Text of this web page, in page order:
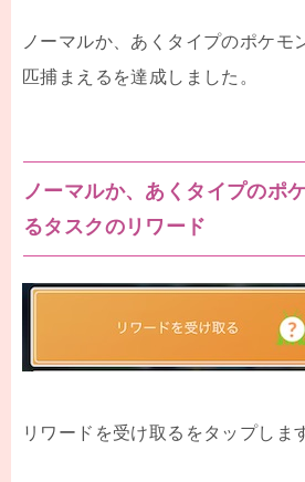
ノーマルか、あくタイプのポケモ
匹捕まえるを達成しました。
ノーマルか、あくタイプのポ
るタスクのリワード
リワードを受け取るをタップしま